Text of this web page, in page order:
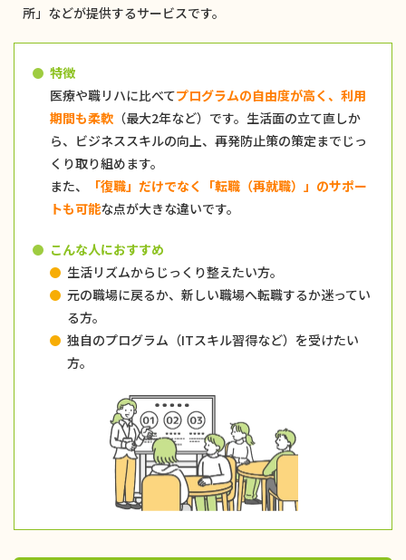
所」などが提供するサービスです。
特徴
医療や職リハに比べてプログラムの自由度が高く、利用
期間も柔軟 （最大2年など）です。生活面の立て直しか
ら、ビジネススキルの向上、再発防止策の策定までじっ
くり取り組めます。
また、
「復職」だけでなく「転職（再就職）」のサポー
トも可能な点が大きな違いです。
こんな人におすすめ
生活リズムからじっくり整えたい方。
元の職場に戻るか、新しい職場へ転職するか迷ってい
る方。
独自のプログラム（ITスキル習得など）を受けたい
方。